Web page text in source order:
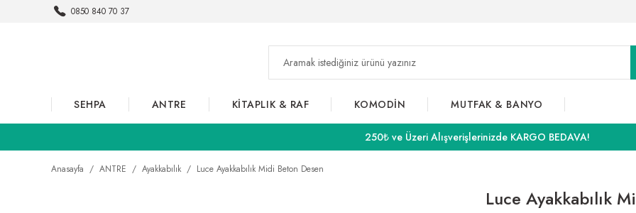
0850 840 70 37
SEHPA ANTRE KİTAPLIK & RAF KOMODİN MUTFAK & BANYO
250₺ ve Üzeri Alışverişlerinizde KARGO BEDAVA!
Anasayfa ANTRE Ayakkabılık Luce Ayakkabılık Midi Beton Desen
Luce Ayakkabılık